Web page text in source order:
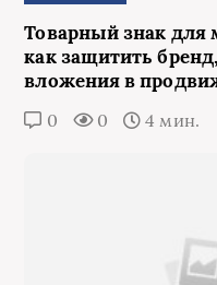
Товарный знак для
как защитить
вложения в
0 0 4 мин.